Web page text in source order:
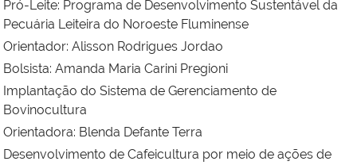
Pró-Leite: Programa de Desenvolvimento Sustentável da
Pecuária Leiteira do Noroeste Fluminense
Orientador: Alisson Rodrigues Jordao
Bolsista: Amanda Maria Carini Pregioni
Implantação do Sistema de Gerenciamento de
Bovinocultura
Orientadora: Blenda Defante Terra
Desenvolvimento de Cafeicultura por meio de ações de